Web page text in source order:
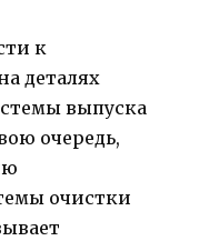
к
деталях
выпуска
очередь,
очистки